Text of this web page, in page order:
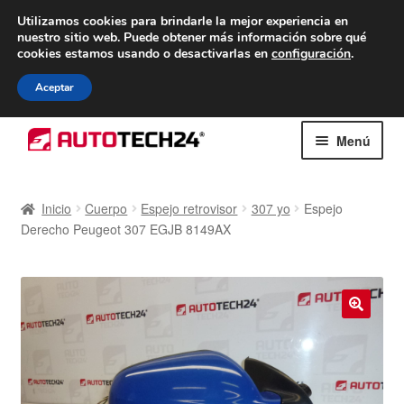
ENTREGA desde 7 EUR
De lunes a viernes de 9 a. m. a 4 p. m.
navegación
al
Menú
Caja registradora
Carro
Contacto
Envío al mundo entero
Inicio Cuerpo Espejo retrovisor 307 yo
Espejo
Derecho Peugeot 307 EGJB 8149AX
Utilizamos cookies para brindarle la mejor experiencia en
nuestro sitio web. Puede obtener más información sobre qué
cookies estamos usando o desactivarlas en configuración.
Aceptar